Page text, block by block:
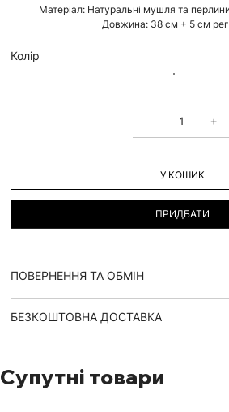
Матеріал: Натуральні мушля та
Довжина: 38 см + 5 см
Колір
У КОШИК
ПРИДБАТИ
ПОВЕРНЕННЯ ТА ОБМІН
БЕЗКОШТОВНА ДОСТАВКА
Супутні товари